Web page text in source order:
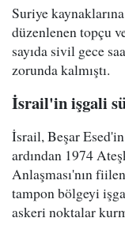
Suriye
düzenlenen topçu
sayıda sivil gece
zorunda kalmıştı.
İsrail'in işgali
İsrail, Beşar
ardından 1974
Anlaşması'nın
tampon bölgeyi
askeri noktalar